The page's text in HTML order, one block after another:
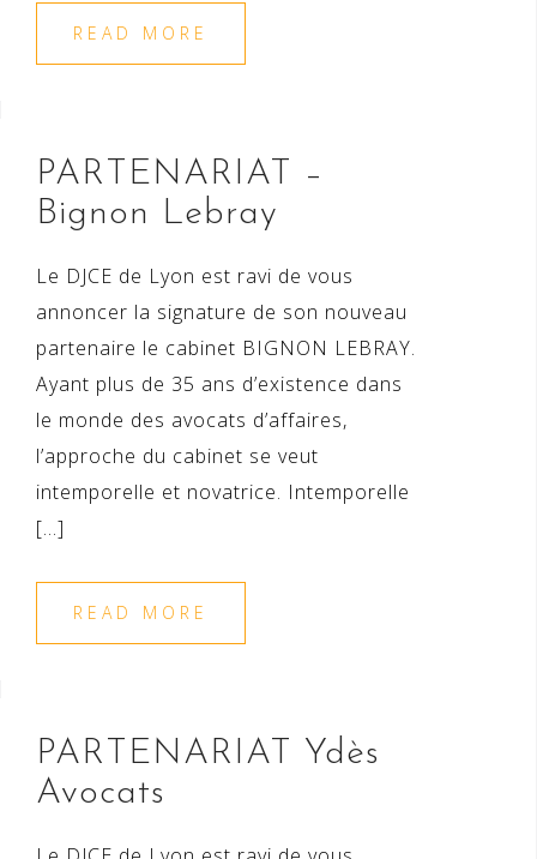
READ MORE
PARTENARIAT –
Bignon Lebray
Le DJCE de Lyon est ravi de vous
annoncer la signature de son nouveau
partenaire le cabinet BIGNON LEBRAY.
Ayant plus de 35 ans d’existence dans
le monde des avocats d’affaires,
l’approche du cabinet se veut
intemporelle et novatrice. Intemporelle
[…]
READ MORE
PARTENARIAT Ydès
Avocats